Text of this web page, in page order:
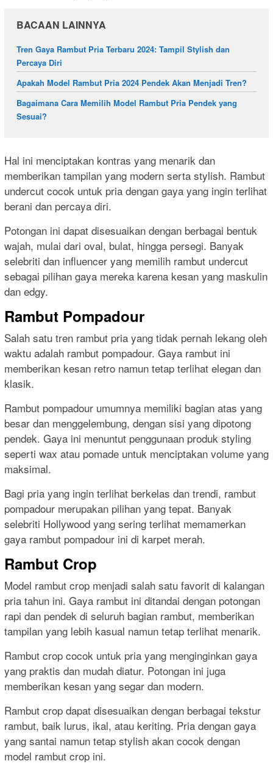
BACAAN LAINNYA
Tren Gaya Rambut Pria Terbaru 2024: Tampil Stylish dan
Percaya Diri
Apakah Model Rambut Pria 2024 Pendek Akan Menjadi Tren?
Bagaimana Cara Memilih Model Rambut Pria Pendek yang
Sesuai?
Hal ini menciptakan kontras yang menarik dan
memberikan tampilan yang modern serta stylish. Rambut
undercut cocok untuk pria dengan gaya yang ingin terlihat
berani dan percaya diri.
Potongan ini dapat disesuaikan dengan berbagai bentuk
wajah, mulai dari oval, bulat, hingga persegi. Banyak
selebriti dan influencer yang memilih rambut undercut
sebagai pilihan gaya mereka karena kesan yang maskulin
dan edgy.
Rambut Pompadour
Salah satu tren rambut pria yang tidak pernah lekang oleh
waktu adalah rambut pompadour. Gaya rambut ini
memberikan kesan retro namun tetap terlihat elegan dan
klasik.
Rambut pompadour umumnya memiliki bagian atas yang
besar dan menggelembung, dengan sisi yang dipotong
pendek. Gaya ini menuntut penggunaan produk styling
seperti wax atau pomade untuk menciptakan volume yang
maksimal.
Bagi pria yang ingin terlihat berkelas dan trendi, rambut
pompadour merupakan pilihan yang tepat. Banyak
selebriti Hollywood yang sering terlihat memamerkan
gaya rambut pompadour ini di karpet merah.
Rambut Crop
Model rambut crop menjadi salah satu favorit di kalangan
pria tahun ini. Gaya rambut ini ditandai dengan potongan
rapi dan pendek di seluruh bagian rambut, memberikan
tampilan yang lebih kasual namun tetap terlihat menarik.
Rambut crop cocok untuk pria yang menginginkan gaya
yang praktis dan mudah diatur. Potongan ini juga
memberikan kesan yang segar dan modern.
Rambut crop dapat disesuaikan dengan berbagai tekstur
rambut, baik lurus, ikal, atau keriting. Pria dengan gaya
yang santai namun tetap stylish akan cocok dengan
model rambut crop ini.